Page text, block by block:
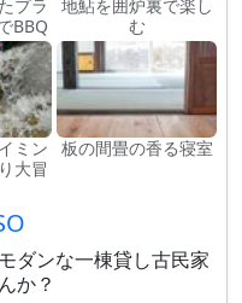
プラ
BBQ
地鮎を囲炉裏で楽し
む
ミン
大冒
板の間畳の香る寝室
ダンな一棟貸し古民家
か？